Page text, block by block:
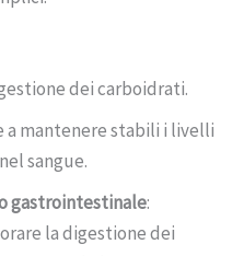
dei carboidrati.
a mantenere stabili i livelli
sangue.
gastrointestinale:
la digestione dei